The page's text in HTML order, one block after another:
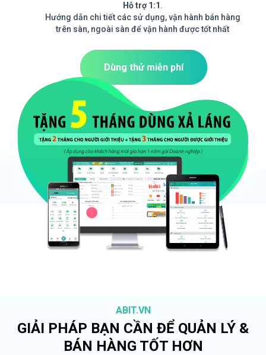
Hỗ trợ 1:1 .
Hướng dẫn chi tiết các sử dụng, vận hành bán hàng
trên sàn, ngoài sàn để vận hành được tốt nhất
Dùng thử miễn phí
ABIT.VN
GIẢI PHÁP BẠN CẦN ĐỂ QUẢN LÝ &
BÁN HÀNG TỐT HƠN